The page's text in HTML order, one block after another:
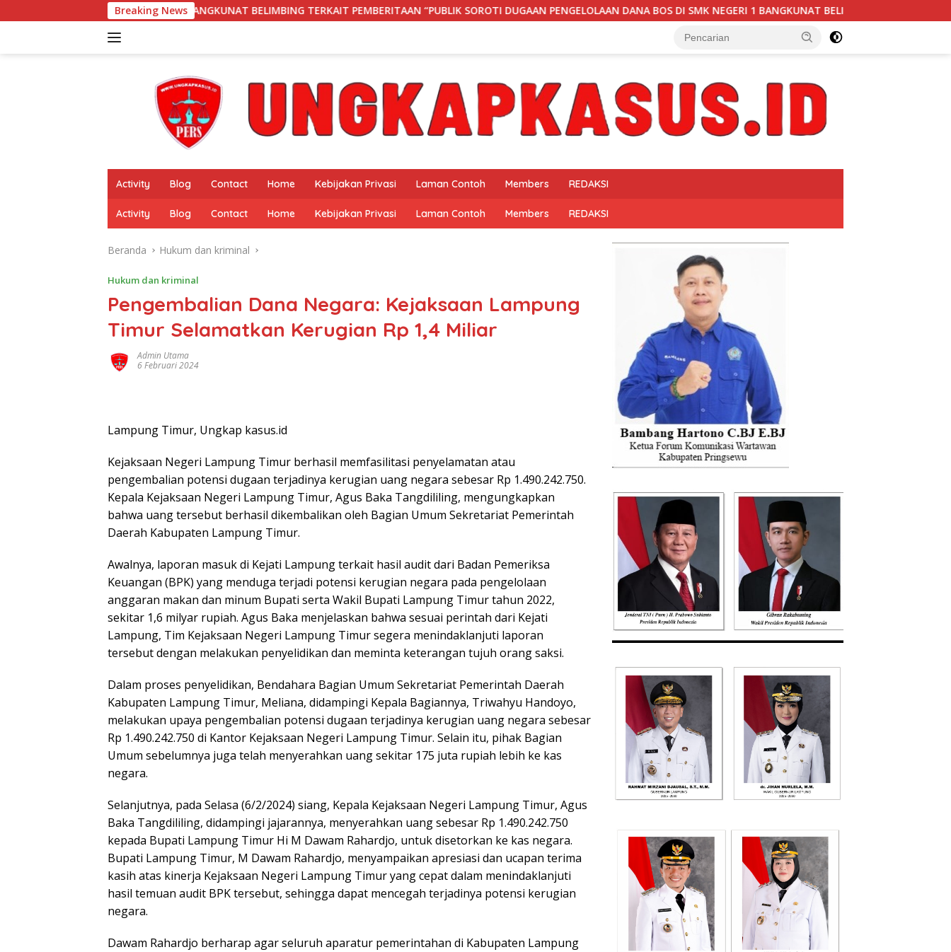
ke
Breaking News
1 BANGKUNAT BELIMBING TERKAIT PEMBERITAAN “PUBLIK SOROTI DUGAAN PENGELOLAAN DANA BOS DI SMK NEGERI 1 BANGKUNAT BELIMBING, TRANSPARANSI ANGGARAN JADI PERHATIAN”
Activity Blog Contact Home Kebijakan Privasi Laman Contoh Members REDAKSI
Activity Blog Contact Home Kebijakan Privasi Laman Contoh Members REDAKSI
Beranda Hukum dan kriminal
Hukum dan kriminal
Pengembalian Dana Negara: Kejaksaan Lampung
Timur Selamatkan Kerugian Rp 1,4 Miliar
Admin Utama
6 Februari 2024
Lampung Timur, Ungkap kasus.id
Kejaksaan Negeri Lampung Timur berhasil memfasilitasi penyelamatan atau
pengembalian potensi dugaan terjadinya kerugian uang negara sebesar Rp 1.490.242.750.
Kepala Kejaksaan Negeri Lampung Timur, Agus Baka Tangdililing, mengungkapkan
bahwa uang tersebut berhasil dikembalikan oleh Bagian Umum Sekretariat Pemerintah
Daerah Kabupaten Lampung Timur.
Awalnya, laporan masuk di Kejati Lampung terkait hasil audit dari Badan Pemeriksa
Keuangan (BPK) yang menduga terjadi potensi kerugian negara pada pengelolaan
anggaran makan dan minum Bupati serta Wakil Bupati Lampung Timur tahun 2022,
sekitar 1,6 milyar rupiah. Agus Baka menjelaskan bahwa sesuai perintah dari Kejati
Lampung, Tim Kejaksaan Negeri Lampung Timur segera menindaklanjuti laporan
tersebut dengan melakukan penyelidikan dan meminta keterangan tujuh orang saksi.
Dalam proses penyelidikan, Bendahara Bagian Umum Sekretariat Pemerintah Daerah
Kabupaten Lampung Timur, Meliana, didampingi Kepala Bagiannya, Triwahyu Handoyo,
melakukan upaya pengembalian potensi dugaan terjadinya kerugian uang negara sebesar
Rp 1.490.242.750 di Kantor Kejaksaan Negeri Lampung Timur. Selain itu, pihak Bagian
Umum sebelumnya juga telah menyerahkan uang sekitar 175 juta rupiah lebih ke kas
negara.
Selanjutnya, pada Selasa (6/2/2024) siang, Kepala Kejaksaan Negeri Lampung Timur, Agus
Baka Tangdililing, didampingi jajarannya, menyerahkan uang sebesar Rp 1.490.242.750
kepada Bupati Lampung Timur Hi M Dawam Rahardjo, untuk disetorkan ke kas negara.
Bupati Lampung Timur, M Dawam Rahardjo, menyampaikan apresiasi dan ucapan terima
kasih atas kinerja Kejaksaan Negeri Lampung Timur yang cepat dalam menindaklanjuti
hasil temuan audit BPK tersebut, sehingga dapat mencegah terjadinya potensi kerugian
negara.
Dawam Rahardjo berharap agar seluruh aparatur pemerintahan di Kabupaten Lampung